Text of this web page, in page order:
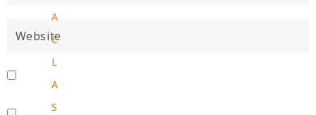
A
C
L
A
S